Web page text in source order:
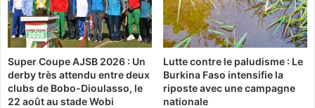
u
s
e
t
b
r
i
u
l
i
e
t
t
Super Coupe AJSB 2026 : Un
derby très attendu entre deux
clubs de Bobo-Dioulasso, le
22 août au stade Wobi
Lutte contre le paludisme : Le
Burkina Faso intensifie la
riposte avec une campagne
nationale